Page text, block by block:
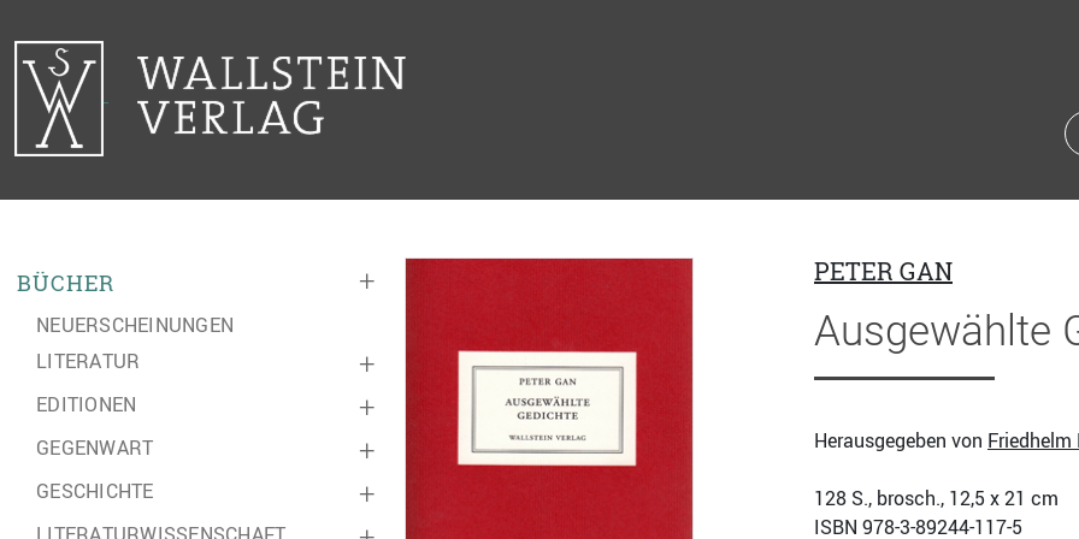
+
BÜCHER
NEUERSCHEINUNGEN
+
LITERATUR
+
EDITIONEN
+
GEGENWART
+
GESCHICHTE
PETER GAN
Ausgewählte
Herausgegeben von Friedhelm
128 S., brosch., 12,5 x 21 cm
ISBN 978-3-89244-117-5